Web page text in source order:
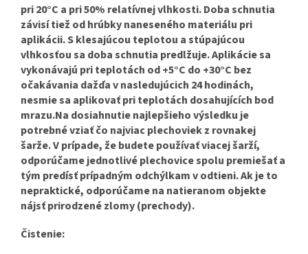
pri 20°C a pri 50% relatívnej vlhkosti. Doba schnutia
závisí tiež od hrúbky naneseného materiálu pri
aplikácii. S klesajúcou teplotou a stúpajúcou
vlhkosťou sa doba schnutia predlžuje. Aplikácie sa
vykonávajú pri teplotách od +5°C do +30°C bez
očakávania dažďa v nasledujúcich 24 hodinách,
nesmie sa aplikovať pri teplotách dosahujících bod
mrazu.Na dosiahnutie najlepšieho výsledku je
potrebné vziať čo najviac plechoviek z rovnakej
šarže. V prípade, že budete používať viacej šarží,
odporúčame jednotlivé plechovice spolu premiešať a
tým predísť prípadným odchýlkam v odtieni. Ak je to
nepraktické, odporúčame na natieranom objekte
nájsť prirodzené zlomy (prechody).
Čistenie: